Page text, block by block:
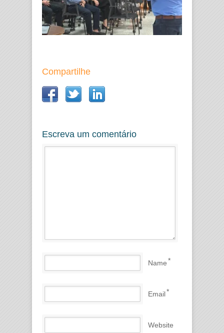
Compartilhe
Escreva um comentário
Name*
Email*
Website